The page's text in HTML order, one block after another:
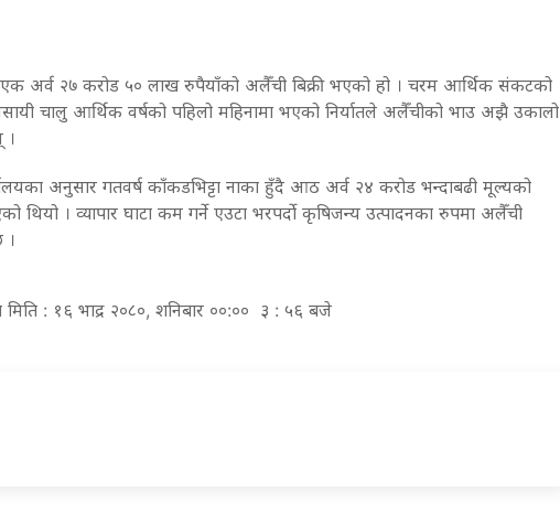
अर्व २७ करोड ५० लाख रुपैयाँको अलैँची बिक्री भएको हो । चरम आर्थिक संकटको
चालु आर्थिक वर्षको पहिलो महिनामा भएको निर्यातले अलैँचीको भाउ अझै उकालो
।
अनुसार गतवर्ष काँकडभिट्टा नाका हुँदै आठ अर्व २४ करोड भन्दाबढी मूल्यको
थियो । व्यापार घाटा कम गर्ने एउटा भरपर्दाे कृषिजन्य उत्पादनका रुपमा अलैँची
।
मिति : १६ भाद्र २०८०, शनिबार ००:०० ३ : ५६ बजे